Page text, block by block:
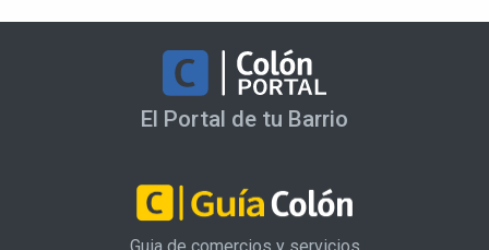
El Portal de tu Barrio